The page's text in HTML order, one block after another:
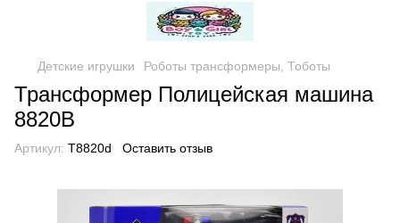
Детские игрушки Роботы трансформеры, Тоботы
Трансформер Полицейская машина
8820В
Артикул: Т8820d Оставить отзыв